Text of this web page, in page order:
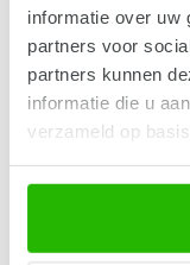
informatie over uw
partners voor
partners kunnen
informatie die u
verzameld op